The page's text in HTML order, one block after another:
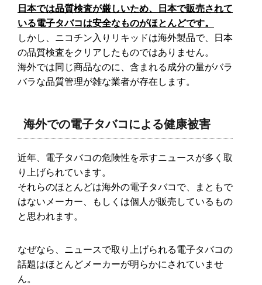
日本では品質検査が厳しいため、日本で販売されて
いる電子タバコは安全なものがほとんどです。
しかし、ニコチン入りリキッドは海外製品で、日本
の品質検査をクリアしたものではありません。
海外では同じ商品なのに、含まれる成分の量がバラ
バラな品質管理が雑な業者が存在します。
海外での電子タバコによる健康被害
近年、電子タバコの危険性を示すニュースが多く取
り上げられています。
それらのほとんどは海外の電子タバコで、まともで
はないメーカー、もしくは個人が販売しているもの
と思われます。
なぜなら、ニュースで取り上げられる電子タバコの
話題はほとんどメーカーが明らかにされていませ
ん。